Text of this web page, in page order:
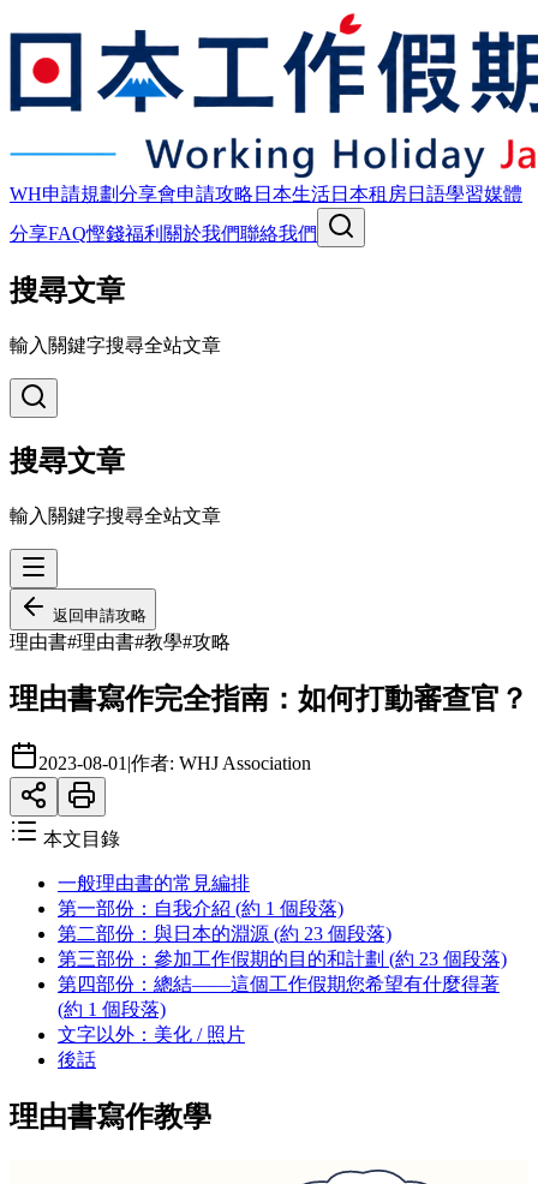
WH申請規劃分享會申請攻略 日本生活日本租房日語學習媒體
分享FAQ慳錢福利 關於我們聯絡我們
搜尋文章
輸入關鍵字搜尋全站文章
搜尋文章
輸入關鍵字搜尋全站文章
返回申請攻略
理由書#理由書#教學#攻略
理由書寫作完全指南：如何打動審查官？
2023-08-01|作者: WHJ Association
本文目錄
一般理由書的常見編排
第一部份：自我介紹 (約 1 個段落)
第二部份：與日本的淵源 (約 23 個段落)
第三部份：參加工作假期的目的和計劃 (約 23 個段落)
第四部份：總結——這個工作假期您希望有什麼得著
(約 1 個段落)
文字以外：美化 / 照片
後話
理由書寫作教學